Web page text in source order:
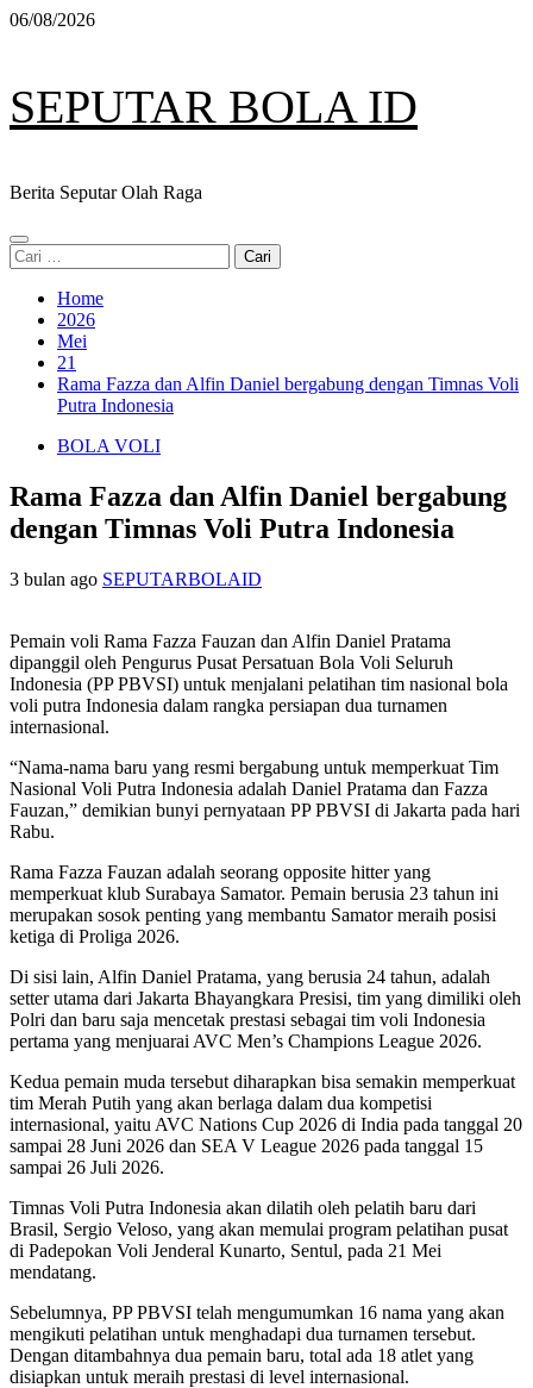
Skip
06/08/2026
SEPUTAR BOLA ID
Berita Seputar Olah Raga
Primary
Menu
Cari
untuk:
Home
2026
Mei
21
Rama Fazza dan Alfin Daniel bergabung dengan Timnas Voli
Putra Indonesia
BOLA VOLI
Rama Fazza dan Alfin Daniel bergabung
dengan Timnas Voli Putra Indonesia
3 bulan ago SEPUTARBOLAID
Pemain voli Rama Fazza Fauzan dan Alfin Daniel Pratama
dipanggil oleh Pengurus Pusat Persatuan Bola Voli Seluruh
Indonesia (PP PBVSI) untuk menjalani pelatihan tim nasional bola
voli putra Indonesia dalam rangka persiapan dua turnamen
internasional.
“Nama-nama baru yang resmi bergabung untuk memperkuat Tim
Nasional Voli Putra Indonesia adalah Daniel Pratama dan Fazza
Fauzan,” demikian bunyi pernyataan PP PBVSI di Jakarta pada hari
Rabu.
Rama Fazza Fauzan adalah seorang opposite hitter yang
memperkuat klub Surabaya Samator. Pemain berusia 23 tahun ini
merupakan sosok penting yang membantu Samator meraih posisi
ketiga di Proliga 2026.
Di sisi lain, Alfin Daniel Pratama, yang berusia 24 tahun, adalah
setter utama dari Jakarta Bhayangkara Presisi, tim yang dimiliki oleh
Polri dan baru saja mencetak prestasi sebagai tim voli Indonesia
pertama yang menjuarai AVC Men’s Champions League 2026.
Kedua pemain muda tersebut diharapkan bisa semakin memperkuat
tim Merah Putih yang akan berlaga dalam dua kompetisi
internasional, yaitu AVC Nations Cup 2026 di India pada tanggal 20
sampai 28 Juni 2026 dan SEA V League 2026 pada tanggal 15
sampai 26 Juli 2026.
Timnas Voli Putra Indonesia akan dilatih oleh pelatih baru dari
Brasil, Sergio Veloso, yang akan memulai program pelatihan pusat
di Padepokan Voli Jenderal Kunarto, Sentul, pada 21 Mei
mendatang.
Sebelumnya, PP PBVSI telah mengumumkan 16 nama yang akan
mengikuti pelatihan untuk menghadapi dua turnamen tersebut.
Dengan ditambahnya dua pemain baru, total ada 18 atlet yang
disiapkan untuk meraih prestasi di level internasional.